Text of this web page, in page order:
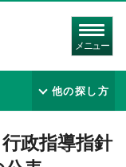
メニュー
他の探し方
政指導指針